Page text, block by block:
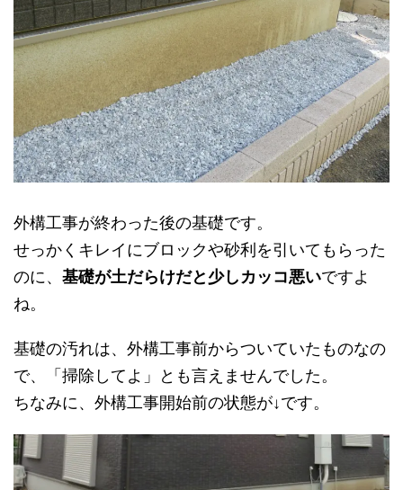
外構工事が終わった後の基礎です。
せっかくキレイにブロックや砂利を引いてもらった
のに、 基礎が土だらけだと少しカッコ悪いですよ
ね。
基礎の汚れは、外構工事前からついていたものなの
で、「掃除してよ」とも言えませんでした。
ちなみに、外構工事開始前の状態が↓です。